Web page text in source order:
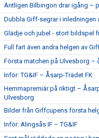
Äntligen Bilbingon drar igång –
Dubbla Giff-segrar i inledningen
Glädje och jubel - stort bildspel
Full fart även andra helgen av
Första matchen på Ulvesborg –
Inför: TG&IF – Åsarp-Trädet FK
Hemmapremiär på riktigt –
Ulvesborg
Bilder från Giffcupens första
Inför: Alingsås IF – TG&IF